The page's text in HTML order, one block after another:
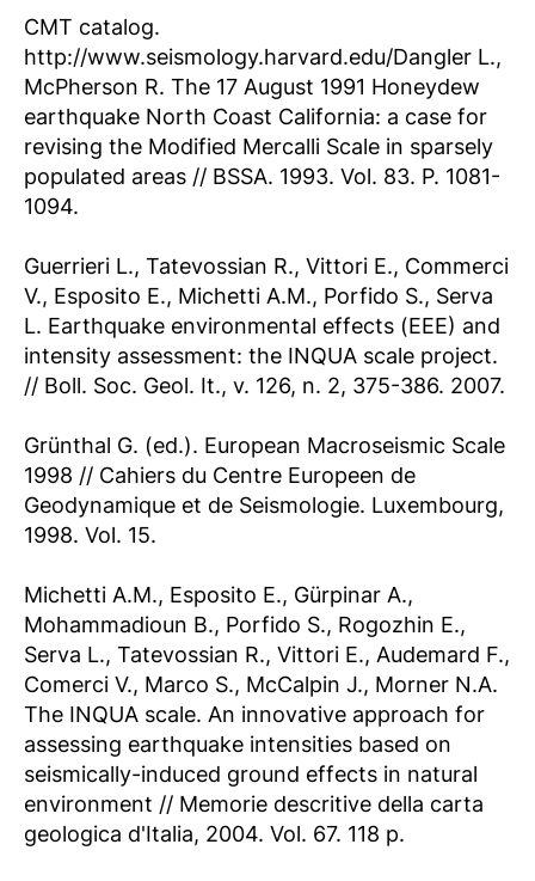
CMT catalog.
http://www.seismology.harvard.edu/Dangler L.,
McPherson R. The 17 August 1991 Honeydew
earthquake North Coast California: a case for
revising the Modified Mercalli Scale in sparsely
populated areas // BSSA. 1993. Vol. 83. P. 1081-
1094.
Guerrieri L., Tatevossian R., Vittori E., Commerci
V., Esposito E., Michetti A.M., Porfido S., Serva
L. Earthquake environmental effects (EEE) and
intensity assessment: the INQUA scale project.
// Boll. Soc. Geol. It., v. 126, n. 2, 375-386. 2007.
Grünthal G. (ed.). European Macroseismic Scale
1998 // Cahiers du Centre Europeen de
Geodynamique et de Seismologie. Luxembourg,
1998. Vol. 15.
Michetti A.M., Esposito E., Gürpinar A.,
Mohammadioun B., Porfido S., Rogozhin E.,
Serva L., Tatevossian R., Vittori E., Audemard F.,
Comerci V., Marco S., McCalpin J., Morner N.A.
The INQUA scale. An innovative approach for
assessing earthquake intensities based on
seismically-induced ground effects in natural
environment // Memorie descritive della carta
geologica d'Italia, 2004. Vol. 67. 118 p.